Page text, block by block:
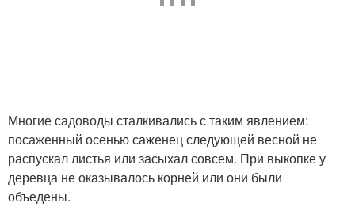
Многие садоводы сталкивались с таким явлением:
посаженный осенью саженец следующей весной не
распускал листья или засыхал совсем. При выкопке у
деревца не оказывалось корней или они были
объедены.